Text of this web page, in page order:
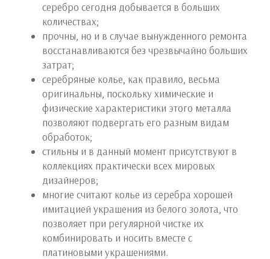
серебро сегодня добывается в больших
количествах;
прочны, но и в случае вынужденного ремонта
восстанавливаются без чрезвычайно больших
затрат;
серебряные колье, как правило, весьма
оригинальны, поскольку химические и
физические характеристики этого металла
позволяют подвергать его разным видам
обработок;
стильны и в данный момент присутствуют в
коллекциях практически всех мировых
дизайнеров;
многие считают колье из серебра хорошей
имитацией украшения из белого золота, что
позволяет при регулярной чистке их
комбинировать и носить вместе с
платиновыми украшениями.